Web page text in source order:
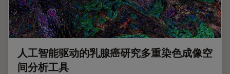
人工智能驱动的乳腺癌研究多重染色成像空
间分析工具